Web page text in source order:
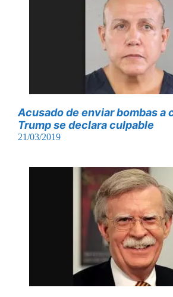
Acusado de enviar bombas a
Trump se declara culpable
21/03/2019